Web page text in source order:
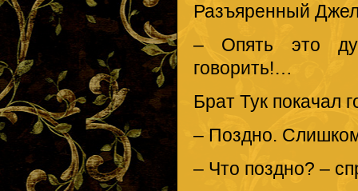
Разъяренный
– Опять это
говорить!…
Брат Тук покачал
– Поздно.
– Что поздно? –